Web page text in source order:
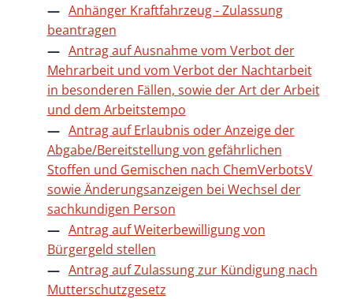
Anhänger Kraftfahrzeug - Zulassung
beantragen
Antrag auf Ausnahme vom Verbot der
Mehrarbeit und vom Verbot der Nachtarbeit
in besonderen Fällen, sowie der Art der Arbeit
und dem Arbeitstempo
Antrag auf Erlaubnis oder Anzeige der
Abgabe/Bereitstellung von gefährlichen
Stoffen und Gemischen nach ChemVerbotsV
sowie Änderungsanzeigen bei Wechsel der
sachkundigen Person
Antrag auf Weiterbewilligung von
Bürgergeld stellen
Antrag auf Zulassung zur Kündigung nach
Mutterschutzgesetz